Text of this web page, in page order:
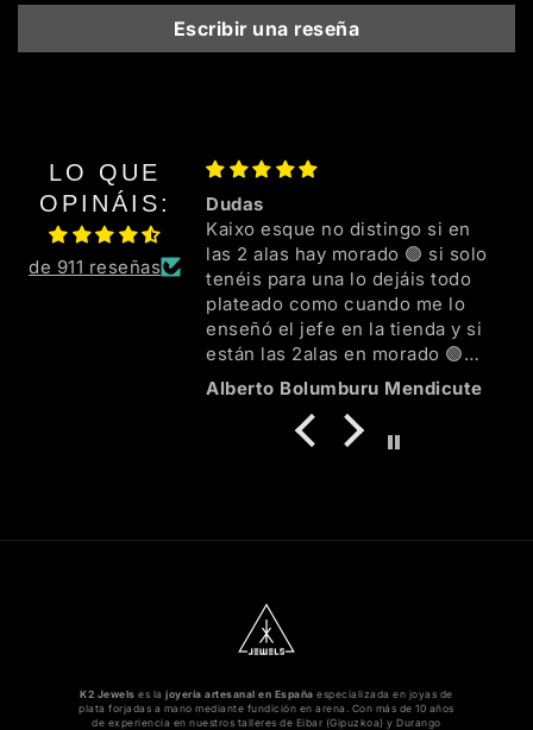
Escribir una reseña
LO QUE
OPINÁIS:
de 911 reseñas
Dudas
Kaixo esque no distingo si en
las 2 alas hay morado 🟣 si solo
tenéis para una lo dejáis todo
plateado como cuando me lo
enseñó el jefe en la tienda y si
están las 2alas en morado 🟣
mejor mil ezker familia 💜🖤🌈👍
Alberto Bolumburu Mendicute
K2 Jewels es lajoyería artesanal en España especializada en joyas de
plata forjadas a mano mediante fundición en arena. Con más de 10 años
de experiencia en nuestros talleres de Eibar (Gipuzkoa) y Durango